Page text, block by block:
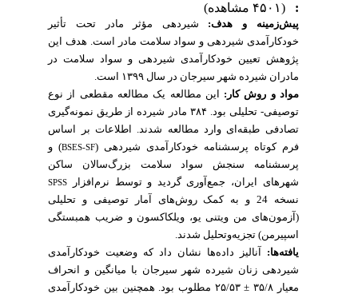
پیش‌زمینه و هدف: شیردهی مؤثر مادر
تحت تأثیر
خودکارآمدی شیردهی و سواد سلامت مادر است. هدفاین
پژوهش تعیین خودکارآمدی شیردهی و سواد سلامت در
مادران شیرده شهر سیرجان در سال ۱۳۹۹ است.
مواد و روش کار:
این مطالعه یک مطالعه مقطعی از نوع
توصیفی- تحلیلی بود. ۳۸۴ مادر شیرده از طریق نمونه‌گیری
تصادفی طبقه‌ای وارد مطالعه شدند. اطلاعات بر اساس
فرم کوتاه پرسشنامه خودکارآمدی شیردهی(
BSES-SF) و
پرسشنامه سنجش سواد سلامت بزرگ‌سالان ساکن
شهرهای ایران،جمع‌آوری گردید و توسط نرم‌افزار SPSS
نسخه 24 و به کمک روش‌های آمار توصیفی و تحلیلی
(آزمون‌هایمن ویتنی یو، ویلکاکسون و ضریب همبستگی
اسپیرمن)تجزیه‌وتحلیل شدند.
یافته‌ها:آنالیز داده‌ها نشان داد که وضعیتخودکارآمدی
شیردهی زنان شیرده شهر سیرجان با میانگین و انحراف
معیار ۳۵/۸ ± ۲۵/۵۳ مطلوب بود. همچنین بین خودکارآمدی